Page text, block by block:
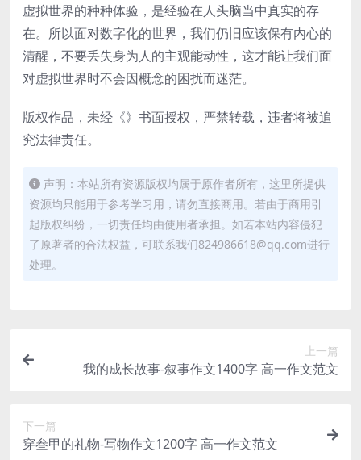
虚拟世界的种种体验，是经验在人头脑当中真实的存
在。所以面对数字化的世界，我们仍旧应该保有内心的
清醒，不要丢失身为人的主观能动性，这才能让我们面
对虚拟世界时不会因概念的困扰而迷茫。
版权作品，未经《》书面授权，严禁转载，违者将被追
究法律责任。
声明：本站所有资源版权均属于原作者所有，这里所提供
资源均只能用于参考学习用，请勿直接商用。若由于商用引
起版权纠纷，一切责任均由使用者承担。如若本站内容侵犯
了原著者的合法权益，可联系我们824986618@qq.com进行
处理。
上一篇
我的成长故事-叙事作文1400字 高一作文范文
下一篇
穿叁甲的礼物-写物作文1200字 高一作文范文